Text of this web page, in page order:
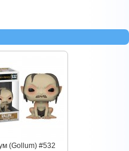
(Gollum) #532